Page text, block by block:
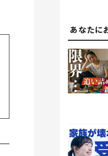
あなたに